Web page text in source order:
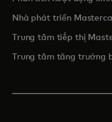
Nhà phát triển
Trung tâm tiếp thị
Trung tâm tăng trưởng